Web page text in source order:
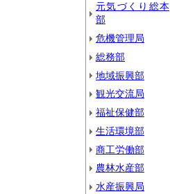
元気づくり総本
部
危機管理局
総務部
地域振興部
観光交流局
福祉保健部
生活環境部
商工労働部
農林水産部
水産振興局